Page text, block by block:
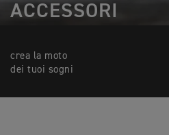
ACCESSORI
crea la moto
dei tuoi sogni